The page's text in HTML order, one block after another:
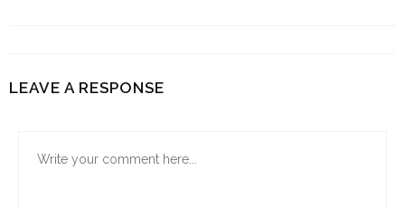
LEAVE A RESPONSE